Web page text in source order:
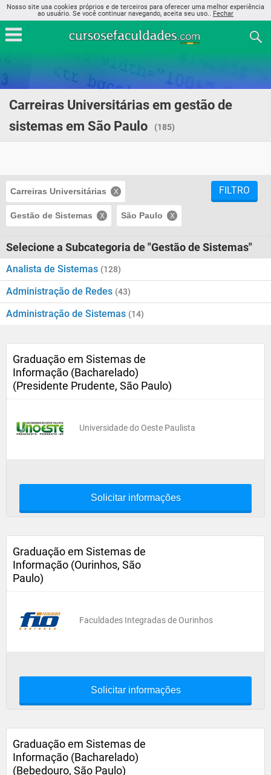
Nosso site usa cookies próprios e de terceiros para oferecer uma melhor experiência
ao usuário. Se você continuar navegando, aceita seu uso.. Fechar
Carreiras Universitárias em gestão de
sistemas em São Paulo
(185)
Carreiras Universitárias
Gestão de Sistemas São Paulo
FILTRO
Selecione a Subcategoria de "Gestão de Sistemas"
Analista de Sistemas (128)
Administração de Redes (43)
Administração de Sistemas (14)
Graduação em Sistemas de
Informação (Bacharelado)
(Presidente Prudente, São Paulo)
Universidade do Oeste Paulista
Solicitar informações
Graduação em Sistemas de
Informação (Ourinhos, São
Paulo)
Faculdades Integradas de Ourinhos
Solicitar informações
Graduação em Sistemas de
Informação (Bacharelado)
(Bebedouro, São Paulo)